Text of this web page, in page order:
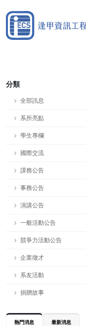
分類
全部訊息
系所亮點
學生專欄
國際交流
課務公告
事務公告
演講公告
一般活動公告
競爭力活動公告
企業徵才
系友活動
捐贈故事
熱門消息 最新消息